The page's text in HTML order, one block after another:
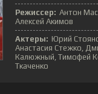
Режиссер: Антон
Алексей Акимов
Актеры: Юрий
Анастасия Стежко,
Калюжный, Тимофей
Ткаченко